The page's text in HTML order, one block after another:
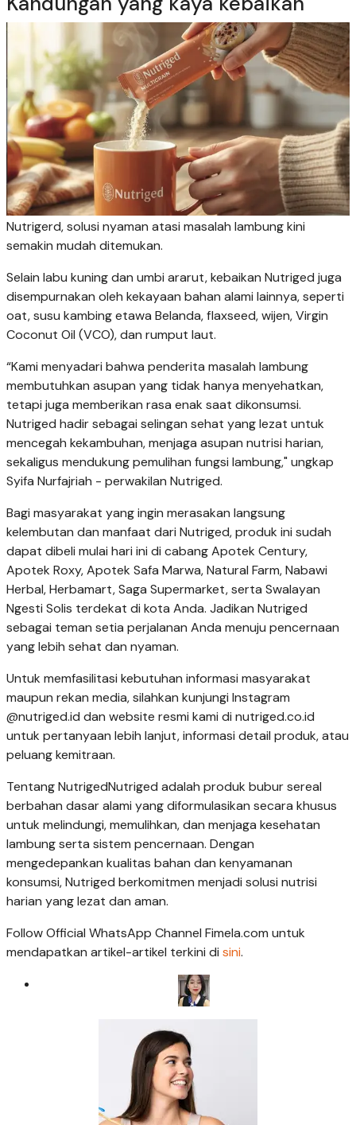
Nutrigerd, solusi nyaman atasi masalah lambung kini
semakin mudah ditemukan.
Selain labu kuning dan umbi ararut, kebaikan Nutriged juga
disempurnakan oleh kekayaan bahan alami lainnya, seperti
oat, susu kambing etawa Belanda, flaxseed, wijen, Virgin
Coconut Oil (VCO), dan rumput laut.
“Kami menyadari bahwa penderita masalah lambung
membutuhkan asupan yang tidak hanya menyehatkan,
tetapi juga memberikan rasa enak saat dikonsumsi.
Nutriged hadir sebagai selingan sehat yang lezat untuk
mencegah kekambuhan, menjaga asupan nutrisi harian,
sekaligus mendukung pemulihan fungsi lambung," ungkap
Syifa Nurfajriah - perwakilan Nutriged.
Bagi masyarakat yang ingin merasakan langsung
kelembutan dan manfaat dari Nutriged, produk ini sudah
dapat dibeli mulai hari ini di cabang Apotek Century,
Apotek Roxy, Apotek Safa Marwa, Natural Farm, Nabawi
Herbal, Herbamart, Saga Supermarket, serta Swalayan
Ngesti Solis terdekat di kota Anda. Jadikan Nutriged
sebagai teman setia perjalanan Anda menuju pencernaan
yang lebih sehat dan nyaman.
Untuk memfasilitasi kebutuhan informasi masyarakat
maupun rekan media, silahkan kunjungi Instagram
@nutriged.id dan website resmi kami di nutriged.co.id
untuk pertanyaan lebih lanjut, informasi detail produk, atau
peluang kemitraan.
Tentang NutrigedNutriged adalah produk bubur sereal
berbahan dasar alami yang diformulasikan secara khusus
untuk melindungi, memulihkan, dan menjaga kesehatan
lambung serta sistem pencernaan. Dengan
mengedepankan kualitas bahan dan kenyamanan
konsumsi, Nutriged berkomitmen menjadi solusi nutrisi
harian yang lezat dan aman.
Follow Official WhatsApp Channel Fimela.com untuk
mendapatkan artikel-artikel terkini di sini.